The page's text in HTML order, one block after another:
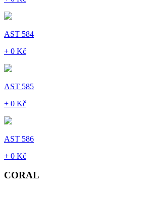
AST 584
+ 0 Kč
AST 585
+ 0 Kč
AST 586
+ 0 Kč
CORAL